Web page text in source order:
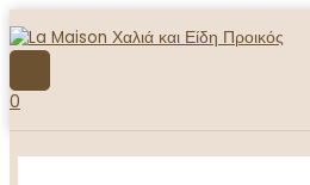
στο
ΜΕΝΟΎ
0